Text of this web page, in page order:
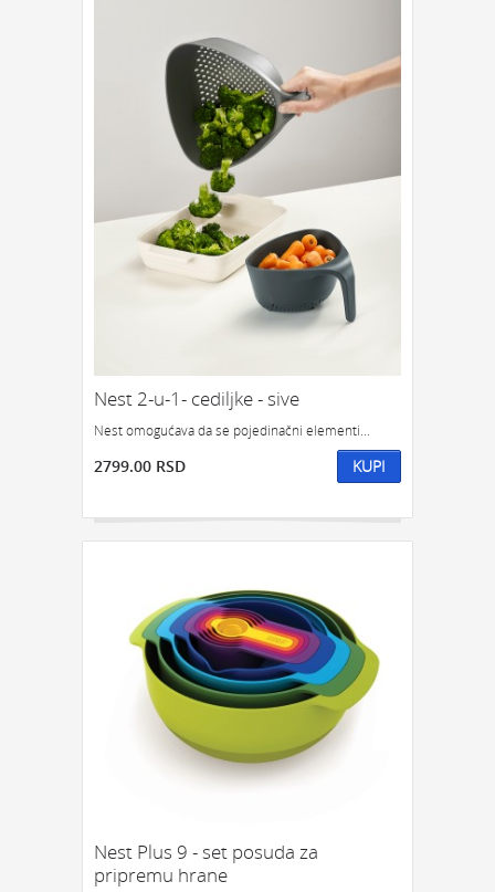
Nest 2-u-1- cediljke - sive
Nest omogućava da se pojedinačni elementi...
2799.00 RSD KUPI
Nest Plus 9 - set posuda za
pripremu hrane